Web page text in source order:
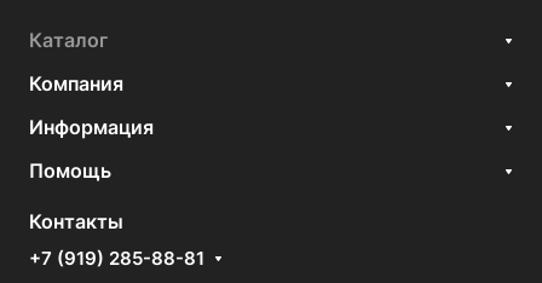
Каталог
Компания
Информация
Помощь
Контакты
+7 (919) 285-88-81